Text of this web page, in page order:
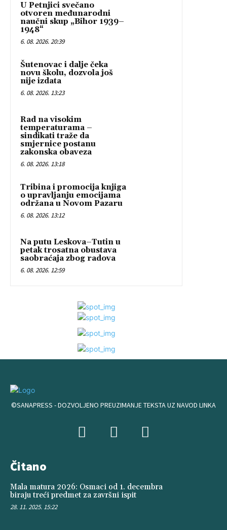
U Petnjici svečano
otvoren međunarodni
naučni skup „Bihor 1939–
1948“
6. 08. 2026. 20:39
Šutenovac i dalje čeka
novu školu, dozvola još
nije izdata
6. 08. 2026. 13:23
Rad na visokim
temperaturama –
sindikati traže da
smjernice postanu
zakonska obaveza
6. 08. 2026. 13:18
Tribina i promocija knjiga
o upravljanju emocijama
održana u Novom Pazaru
6. 08. 2026. 13:12
Na putu Leskova–Tutin u
petak trosatna obustava
saobraćaja zbog radova
6. 08. 2026. 12:59
©SANAPRESS - DOZVOLJENO PREUZIMANJE TEKSTA UZ NAVOD LINKA
Čitano
Mala matura 2026: Osmaci od 1. decembra
biraju treći predmet za završni ispit
28. 11. 2025. 15:22